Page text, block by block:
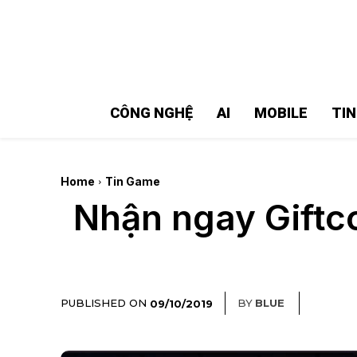
CÔNG NGHỆ AI MOBILE
Home Tin Game
Nhận ngay
PUBLISHED ON 09/10/2019 BY BLUE